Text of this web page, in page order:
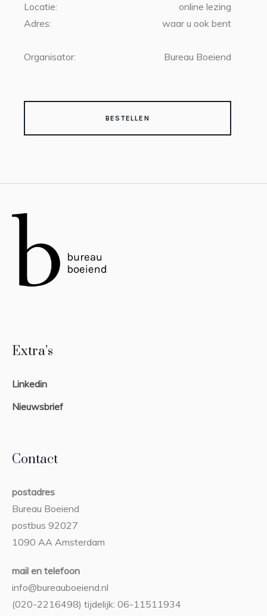
Locatie:
online lezing
Adres:
waar u ook bent
Organisator: Bureau Boeiend
BESTELLEN
Extra’s
Linkedin
Nieuwsbrief
Contact
postadres
Bureau Boeiend
postbus 92027
1090 AA Amsterdam
mail en telefoon
info@bureauboeiend.nl
(020-2216498) tijdelijk: 06-11511934